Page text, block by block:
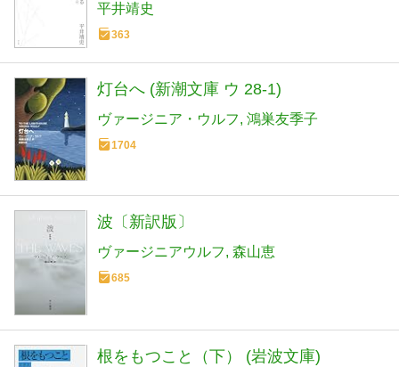
平井靖史
363
灯台へ (新潮文庫 ウ 28-1)
ヴァージニア・ウルフ 鴻巣友季子
1704
波〔新訳版〕
ヴァージニアウルフ 森山恵
685
根をもつこと（下） (岩波文庫)